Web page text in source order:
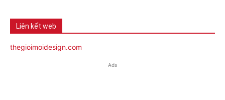
Liên kết web
thegioimoidesign.com
Ads